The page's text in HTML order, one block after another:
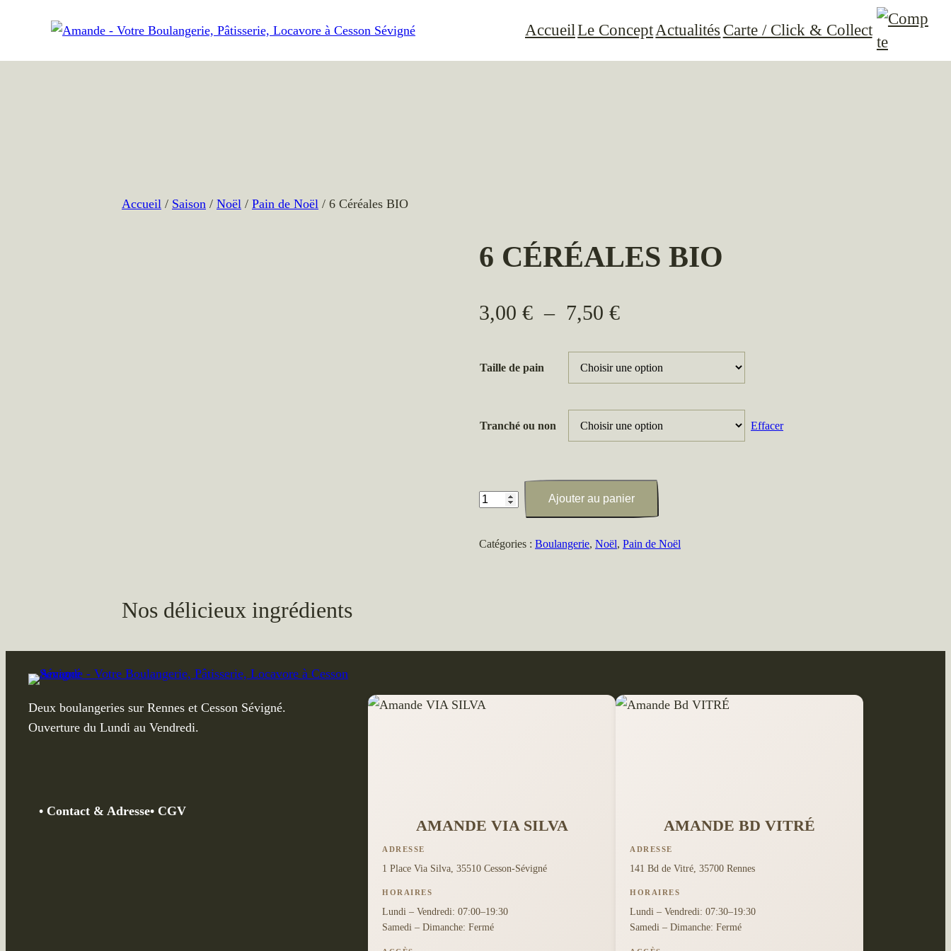
AccueilLe ConceptActualités Carte / Click & Collect
Accueil / Saison / Noël / Pain de Noël / 6 Céréales BIO
6 CÉRÉALES BIO
3,00 € – 7,50 €Plage
de
prix :
3,00 €
à
7,50 €
Taille de pain
Tranché ou non Effacer
quantité
Céréales
Ajouter au panier
Catégories : Boulangerie, Noël, Pain de Noël
Nos délicieux ingrédients
Deux boulangeries sur Rennes et Cesson Sévigné.
Ouverture du Lundi au Vendredi.
• Contact & Adresse• CGV
AMANDE VIA SILVA
ADRESSE
1 Place Via Silva, 35510 Cesson-Sévigné
HORAIRES
Lundi – Vendredi: 07:00–19:30
Samedi – Dimanche: Fermé
AMANDE BD VITRÉ
ADRESSE
141 Bd de Vitré, 35700 Rennes
HORAIRES
Lundi – Vendredi: 07:30–19:30
Samedi – Dimanche: Fermé